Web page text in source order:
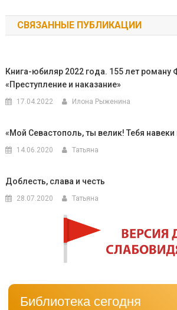
по
записям
СВЯЗАННЫЕ ПУБЛИКАЦИИ
Книга-юбиляр 2022 года. 155 лет
«Преступление и наказание»
17.04.2022 Илона Рыженина
«Мой Севастополь, ты велик! Тебя
14.06.2020 Татьяна
Доблесть, слава и честь
28.07.2020 Татьяна
Библиотека сегодня